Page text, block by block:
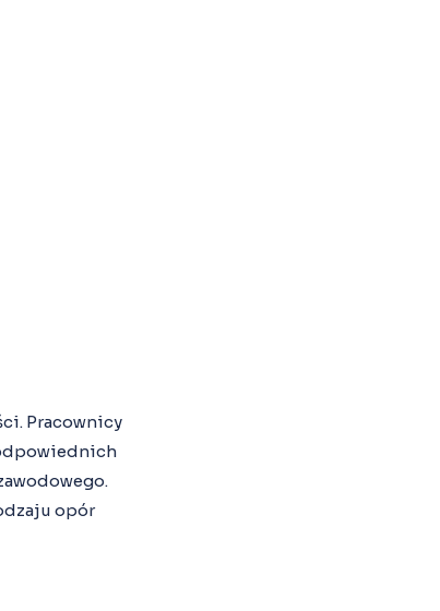
Pracownicy
opór